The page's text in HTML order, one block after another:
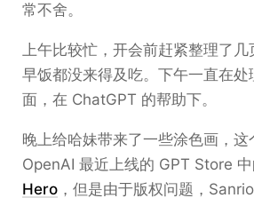
常不舍。
上午比较忙，开会前赶紧整理了几
早饭都没来得及吃。下午一直在处
面，在 ChatGPT 的帮助下。
晚上给哈妹带来了一些涂色画，这
OpenAI 最近上线的 GPT Store
Hero ，但是由于版权问题，